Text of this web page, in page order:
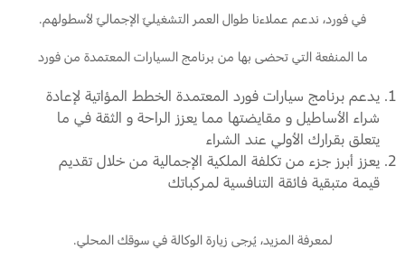
مانعات التسرب و الحشوات
محوّل عزم الدوران
علبة النقل (بما في ذلك جميع القطع الداخلية)
علبة ناقل الحركة
روابط ناقل الحركة
في فورد، ندعم عملاءنا طوال العمر التشغيليّ الإجماليّ لأسطولهم.
ما المنفعة التي تحضى بها من برنامج السيارات المعتمدة من فورد
يدعم برنامج سيارات فورد المعتمدة الخطط المؤاتية لإعادة
شراء الأساطيل و مقايضتها مما يعزز الراحة و الثقة في ما
يتعلق بقرارك الأولي عند الشراء
يعزز أبرز جزء من تكلفة الملكية الإجمالية من خلال تقديم
قيمة متبقية فائقة التنافسية لمركباتك
لمعرفة المزيد، يُرجى زيارة الوكالة في سوقك المحلي.